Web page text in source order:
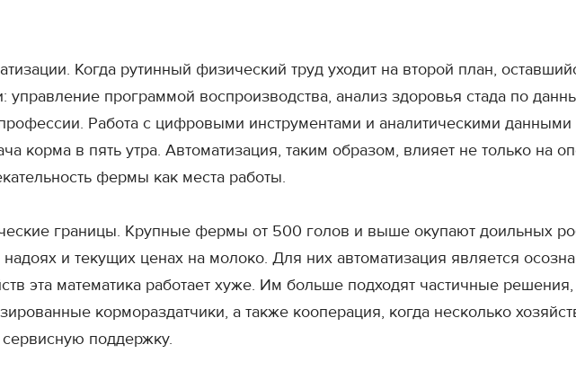
Когда рутинный физический труд уходит на второй план,
программой воспроизводства, анализ здоровья стада по
Работа с цифровыми инструментами и аналитическими данными
корма в пять утра. Автоматизация, таким образом, влияет не только на
фермы как места работы.
границы. Крупные фермы от 500 голов и выше окупают доильных
и текущих ценах на молоко. Для них автоматизация является
эта математика работает хуже. Им больше подходят частичные
кормораздатчики, а также кооперация, когда несколько
поддержку.